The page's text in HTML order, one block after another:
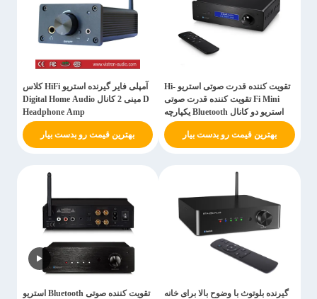
تقویت کننده قدرت صوتی استریو Hi-
Fi Mini تقویت کننده قدرت صوتی
استریو دو کانال Bluetooth یکپارچه
گیرنده
بهترین قیمت رو بدست بیار
آمپلی فایر گیرنده استریو HiFi کلاس
D مینی 2 کانال Digital Home Audio
Headphone Amp
بهترین قیمت رو بدست بیار
گیرنده بلوتوث با وضوح بالا برای خانه
تقویت کننده صوتی Bluetooth استریو